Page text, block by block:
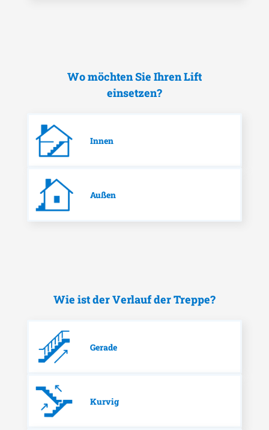
Wo möchten Sie Ihren Lift
einsetzen?
Innen
Außen
Wie ist der Verlauf der Treppe?
Gerade
Kurvig